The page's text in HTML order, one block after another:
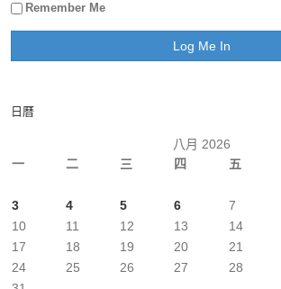
Remember Me
日曆
八月 2026
一
二 三 四 五
3
4 5 6 7
10
11 12 13 14
17
18 19 20 21
24
25 26 27 28